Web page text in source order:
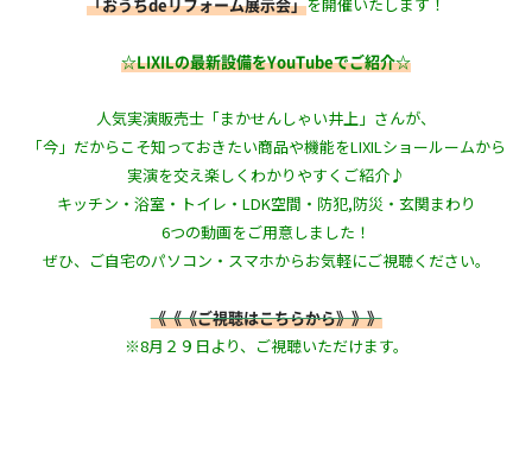
☆LIXILの最新設備をYouTubeでご紹介☆
人気実演販売士「まかせんしゃい井上」さんが、
「今」だからこそ知っておきたい商品や機能をLIXILショールームから
実演を交え楽しくわかりやすくご紹介♪
キッチン・浴室・トイレ・LDK空間・防犯,防災・玄関まわり
6つの動画をご用意しました！
ぜひ、ご自宅のパソコン・スマホからお気軽にご視聴ください。
《《《ご視聴はこちらから》》》
※8月２９日より、ご視聴いただけます。